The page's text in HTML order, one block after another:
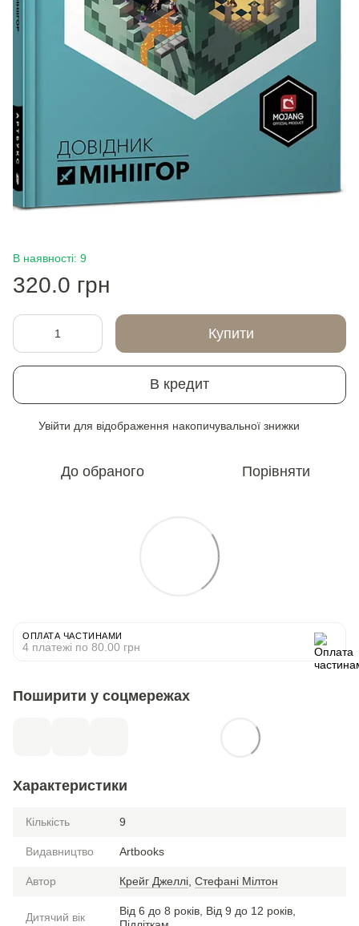
В наявності: 9
320.0 грн
Купити
В кредит
Увійти для відображення накопичувальної знижки
До обраного Порівняти
ОПЛАТА ЧАСТИНАМИ
4 платежі по 80.00 грн
Поширити у соцмережах
Характеристики
Кількість 9
Видавництво Artbooks
Автор Крейг Джеллі Стефані Мілтон
Дитячий вік
Від 6 до 8 років, Від 9 до 12 років,